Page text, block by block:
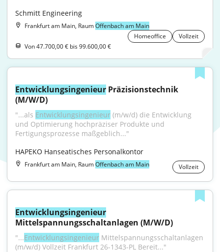
Schmitt Engineering
Frankfurt am Main, RaumOffenbach am Main
Homeoffice
Vollzeit
Von 47.700,00 € bis 99.600,00 €
Entwicklungsingenieur Präzisionstechnik
(M/W/D)
"...als Entwicklungsingenieur (m/w/d) die Entwicklung
und Optimierung hochpräziser Produkte und
Fertigungsprozesse maßgeblich..."
HAPEKO Hanseatisches Personalkontor
Frankfurt am Main, RaumOffenbach am Main Vollzeit
Entwicklungsingenieur
Mittelspannungsschaltanlagen (M/W/D)
"...Entwicklungsingenieur Mittelspannungsschaltanlagen
(m/w/d) Vollzeit Frankfurt 26-1343-PL Bereit..."